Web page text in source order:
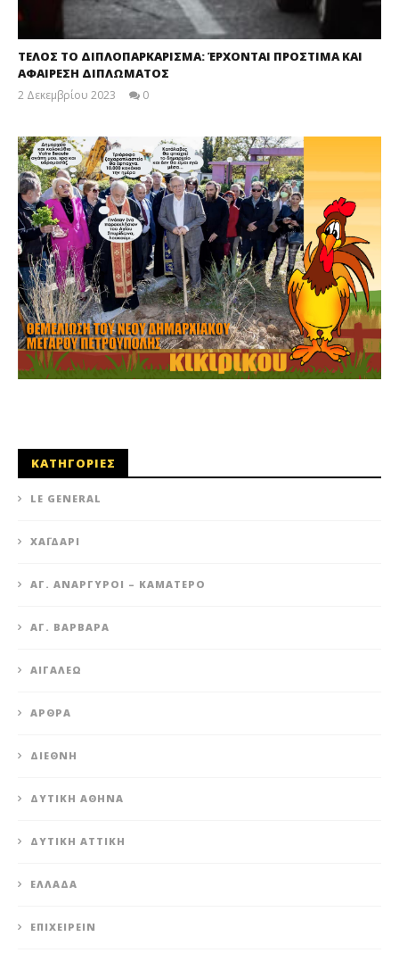
ΤΕΛΟΣ ΤΟ ΔΙΠΛΟΠΑΡΚΑΡΙΣΜΑ: ΈΡΧΟΝΤΑΙ ΠΡΟΣΤΙΜΑ ΚΑΙ
ΑΦΑΙΡΕΣΗ ΔΙΠΛΩΜΑΤΟΣ
2 Δεκεμβρίου 2023
0
ΚΑΤΗΓΟΡΙΕΣ
LE GENERAL
XΑΪΔΆΡΙ
ΆΓ. ΑΝΆΡΓΥΡΟΙ – KΑΜΑΤΕΡΌ
ΑΓ. ΒΑΡΒΆΡΑ
ΑΙΓΆΛΕΩ
ΆΡΘΡΑ
ΔΙΕΘΝΉ
ΔΥΤΙΚΉ ΑΘΉΝΑ
ΔΥΤΙΚΉ ΑΤΤΙΚΉ
ΕΛΛΆΔΑ
ΕΠΙΧΕΙΡΕΊΝ